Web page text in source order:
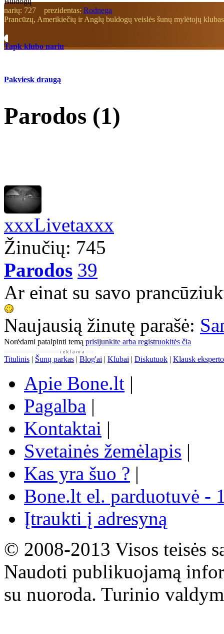
narių: 727 prezidentas: Rodnega
Prancūzų, Amerikiečių ir Anglų buldogų veislės šunų mylėtojų klubas
Tapk klubo nariu
Pakviesk draugą
Parodos (1)
xxxLivetaxxx
Žinučių: 745
Parodos 39
Ar einat su savo
Naujausią žinutę parašė:
Norėdami patalpinti temą prisijunkite arba registruokitės čia
Titulinis | Šunų parkas | Blog'ai | Klubai | Diskutuok | Klausk eksperto
Apie Bone.lt |
Pagalba |
Kontaktai |
Svetainės žemėlapis |
Kas yra šuo ? |
Bone.lt el. parduotuvė -
Įtraukti į adresyną
© 2008-2013 Visos teisės
Naudoti publikuojamą
su nuoroda. Turinio